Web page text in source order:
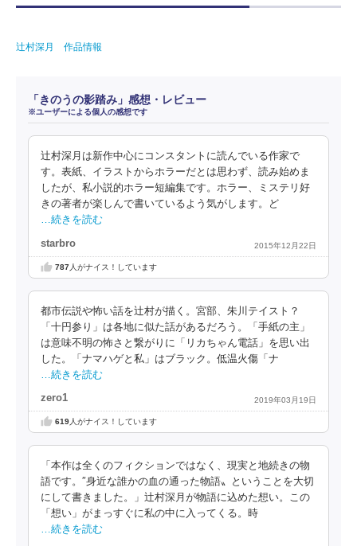
辻村深月 作品情報
「きのうの影踏み」感想・レビュー
※ユーザーによる個人の感想です
辻村深月は新作中心にコンスタントに読んでいる作家で
す。表紙、イラストからホラーだとは思わず、読み始めま
したが、私小説的ホラー短編集です。ホラー、ミステリ好
きの著者が楽しんで書いているよう気がします。ど
…続きを読む
starbro 2015年12月22日
787人がナイス！しています
都市伝説や怖い話を辻村が描く。宮部、朱川テイスト？
「十円参り」は各地に似た話があるだろう。「手紙の主」
は意味不明の怖さと繋がりに「リカちゃん電話」を思い出
した。「ナマハゲと私」はブラック。低温火傷「ナ
…続きを読む
zero1 2019年03月19日
619人がナイス！しています
「本作は全くのフィクションではなく、現実と地続きの物
語です。″身近な誰かの血の通った物語〟ということを大切
にして書きました。」辻村深月が物語に込めた想い。この
「想い」がまっすぐに私の中に入ってくる。時
…続きを読む